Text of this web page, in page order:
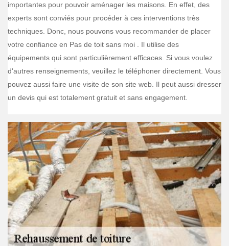
importantes pour pouvoir aménager les maisons. En effet, des
experts sont conviés pour procéder à ces interventions très
techniques. Donc, nous pouvons vous recommander de placer
votre confiance en Pas de toit sans moi . Il utilise des
équipements qui sont particulièrement efficaces. Si vous voulez
d'autres renseignements, veuillez le téléphoner directement. Vous
pouvez aussi faire une visite de son site web. Il peut aussi dresser
un devis qui est totalement gratuit et sans engagement.